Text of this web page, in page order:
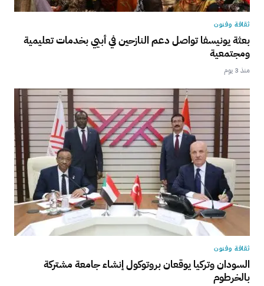
ثقافة وفنون
بعثة يونيسفا تواصل دعم النازحين في أبيي بخدمات تعليمية
ومجتمعية
منذ 3 يوم
ثقافة وفنون
السودان وتركيا يوقعان بروتوكول إنشاء جامعة مشتركة
بالخرطوم